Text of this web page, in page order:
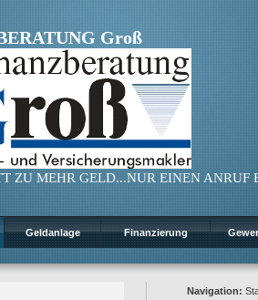
Groß
ZU MEHR GELD...NUR EINEN ANRUF
Geldanlage Finanzierung
Navigation: